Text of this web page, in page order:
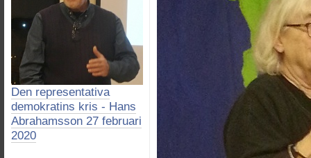
Den representativa
demokratins kris - Hans
Abrahamsson 27 februari
2020